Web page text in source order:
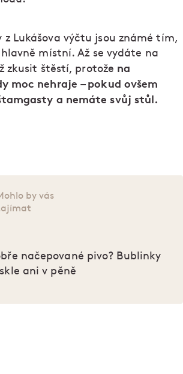
z Lukášova výčtu jsou známé tím,
místní. Až se vydáte na
zkusit štěstí, protože na
moc nehraje – pokud ovšem
a nemáte svůj stůl.
by vás
načepované pivo? Bublinky
ani v pěně